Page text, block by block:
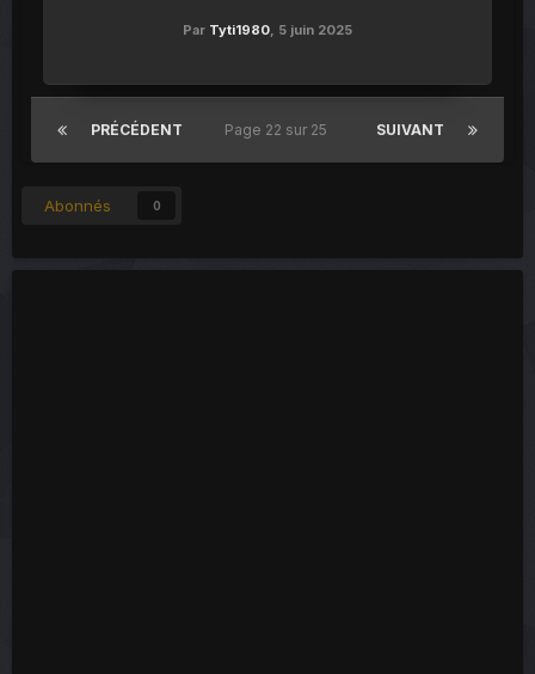
Par Tyti1980, 5 juin 2025
PRÉCÉDENT SUIVANT
Page 22 sur 25
Abonnés 0